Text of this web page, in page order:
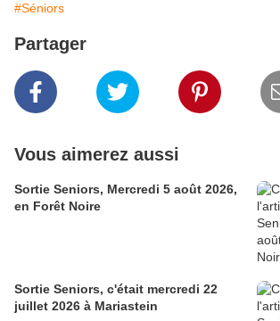
#Séniors
Partager
Vous aimerez aussi
Sortie Seniors, Mercredi 5 août 2026,
en Forêt Noire
Sortie Seniors, c'était mercredi 22
juillet 2026 à Mariastein